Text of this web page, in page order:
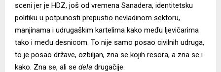
sceni jer je HDZ, još od vremena Sanadera, identitetsku
politiku u potpunosti prepustio nevladinom sektoru,
manjinama i udrugaškim kartelima kako među ljevičarima
tako i među desnicom. To nije samo posao civilnih udruga,
to je posao države, ozbiljan, zna se kojih resora, a zna se i
kako. Zna se, ali se dela drugačije.